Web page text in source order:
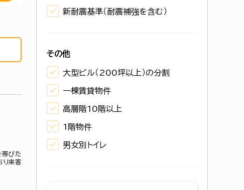
帯びた
り来客
新耐震基準（耐震補強を含む）
その他
大型ビル（200坪以上）の分割
一棟賃貸物件
高層階10階以上
1階物件
男女別トイレ